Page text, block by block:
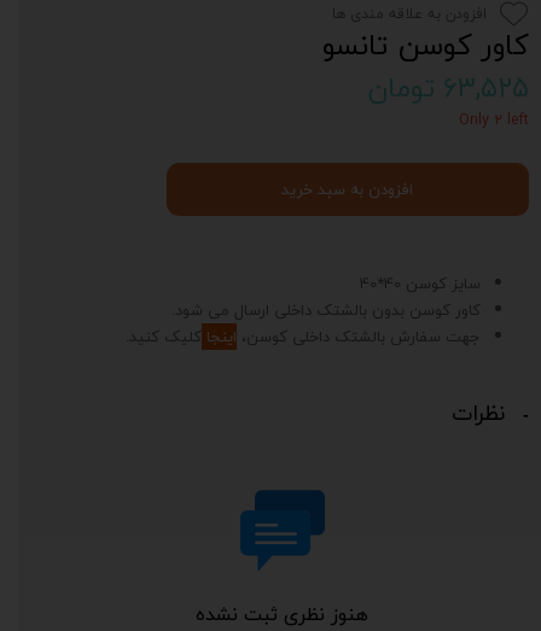
کاور کوسن تانسو
۶۳,۵۲۵ تومان
Only ۲ left
سایز کوسن 40*40
کاور کوسن بدون بالشتک داخلی ارسال می شود.
جهت سفارش بالشتک داخلی کوسن، اینجا کلیک کنید.
افزودن به سبد خرید
افزودن به علاقه مندی ها
نظرات
هنوز نظری ثبت نشده